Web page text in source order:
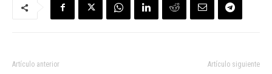
Artículo anterior Artículo siguiente